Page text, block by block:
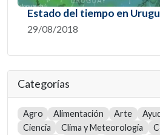
Estado del tiempo en
29/08/2018
Categorías
Agro Alimentación Arte
Ciencia
Clima y Meteorología